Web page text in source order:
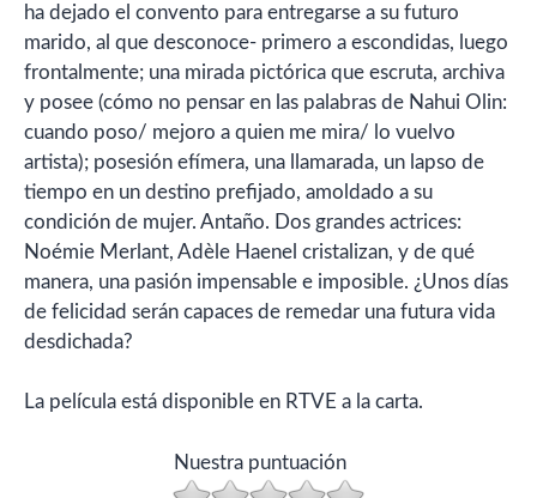
ha dejado el convento para entregarse a su futuro
marido, al que desconoce- primero a escondidas, luego
frontalmente; una mirada pictórica que escruta, archiva
y posee (cómo no pensar en las palabras de Nahui Olin:
cuando poso/ mejoro a quien me mira/ lo vuelvo
artista); posesión efímera, una llamarada, un lapso de
tiempo en un destino prefijado, amoldado a su
condición de mujer. Antaño. Dos grandes actrices:
Noémie Merlant, Adèle Haenel cristalizan, y de qué
manera, una pasión impensable e imposible. ¿Unos días
de felicidad serán capaces de remedar una futura vida
desdichada?
La película está disponible en RTVE a la carta.
Nuestra puntuación